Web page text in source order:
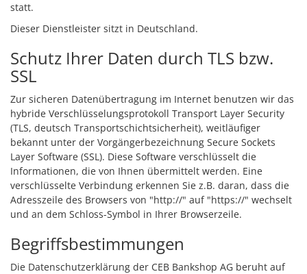
statt.
Dieser Dienstleister sitzt in Deutschland.
Schutz Ihrer Daten durch TLS bzw.
SSL
Zur sicheren Datenübertragung im Internet benutzen wir das
hybride Verschlüsselungsprotokoll Transport Layer Security
(TLS, deutsch Transportschichtsicherheit), weitläufiger
bekannt unter der Vorgängerbezeichnung Secure Sockets
Layer Software (SSL). Diese Software verschlüsselt die
Informationen, die von Ihnen übermittelt werden. Eine
verschlüsselte Verbindung erkennen Sie z.B. daran, dass die
Adresszeile des Browsers von "http://" auf "https://" wechselt
und an dem Schloss-Symbol in Ihrer Browserzeile.
Begriffsbestimmungen
Die Datenschutzerklärung der CEB Bankshop AG beruht auf